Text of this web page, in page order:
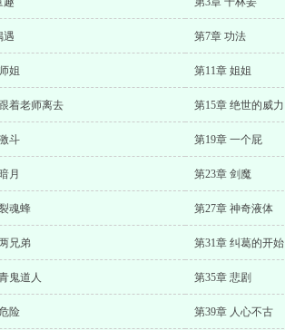
遇 第7章 功法
姐 第11章 姐姐
着老师离去 第15章 绝世的威力
斗 第19章 一个屁
月 第23章 剑魔
魂蜂 第27章 神奇液体
兄弟 第31章 纠葛的开始
鬼道人 第35章 悲剧
险 第39章 人心不古